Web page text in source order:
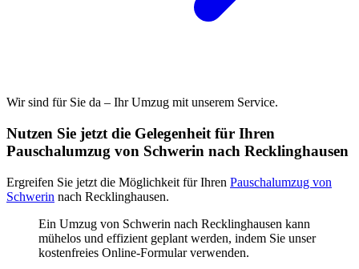
Wir sind für Sie da – Ihr Umzug mit unserem Service.
Nutzen Sie jetzt die Gelegenheit für Ihren
Pauschalumzug von Schwerin nach Recklinghausen
Ergreifen Sie jetzt die Möglichkeit für Ihren Pauschalumzug von
Schwerin nach Recklinghausen.
Ein Umzug von Schwerin nach Recklinghausen kann
mühelos und effizient geplant werden, indem Sie unser
kostenfreies Online-Formular verwenden.